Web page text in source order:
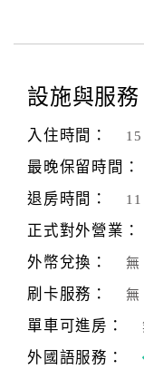
顧
客
滿
度
訂
單
理
會
設施與服務
入住時間：
最晚保留時間：
退房時間：
正式對外營業：
外幣兌換： 無
刷卡服務： 無
單車可進房：
外國語服務：